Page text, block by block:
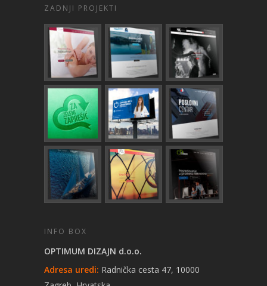
ZADNJI PROJEKTI
INFO BOX
OPTIMUM DIZAJN d.o.o.
Adresa uredi: Radnička cesta 47, 10000